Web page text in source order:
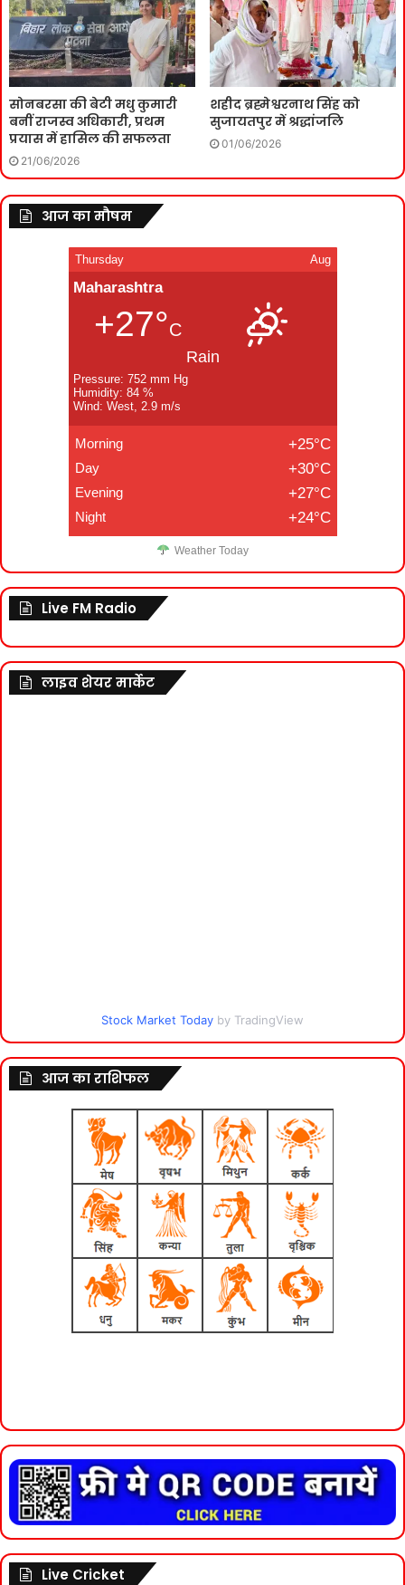
सोनबरसा की बेटी मधु कुमारी
बनीं राजस्व अधिकारी, प्रथम
प्रयास में हासिल की सफलता
21/06/2026
शहीद ब्रह्मेश्वरनाथ सिंह को
सुजायतपुर में श्रद्धांजलि
01/06/2026
आज का मौषम
Thursday Aug
Maharashtra
+27°C
Rain
Pressure: 752 mm Hg
Humidity: 84 %
Wind: West, 2.9 m/s
Morning +25°C
Day +30°C
Evening +27°C
Night +24°C
Weather Today
Live FM Radio
लाइव शेयर मार्केट
Stock Market Today by TradingView
आज का राशिफल
Live Cricket